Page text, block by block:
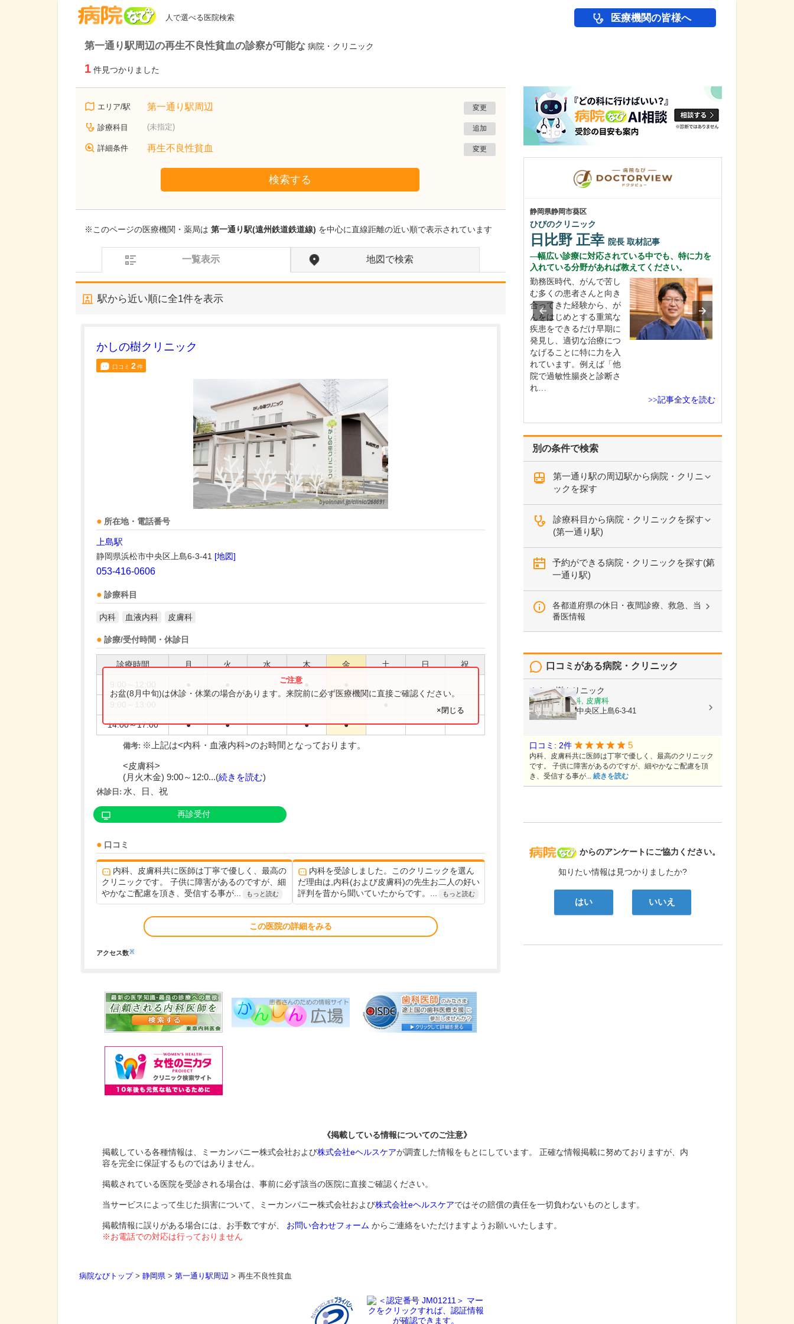
人で選べる医院検索 医療機関の皆様へ
第一通り駅周辺の再生不良性貧血の診察が可能な 病院・クリニック
1 件見つかりました
エリア/駅 第一通り駅周辺 変更
診療科目 (未指定) 追加
詳細条件 再生不良性貧血 変更
検索する
※このページの医療機関・薬局は 第一通り駅(遠州鉄道鉄道線) を中心に直線距離の近い順で表示されています
一覧表示 地図で検索
駅から近い順に全1件を表示
かしの樹クリニック
口コミ 2件
所在地・電話番号
上島駅
静岡県浜松市中央区上島6-3-41 [地図]
053-416-0606
診療科目
内科 血液内科 皮膚科
診療/受付時間・休診日
診療時間 月 火 水 木 金 土 日 祝
14:00～17:00 ● ● ● ●
お盆(8月中旬)は休診・休業の場合があります。来院前に必ず医療機関に直接ご確認ください。
×閉じる
備考: ※上記は<内科・血液内科>のお時間となっております。
<皮膚科>
(月火木金) 9:00～12:0...(続きを読む)
休診日: 水、日、祝
再診受付
口コミ
内科、皮膚科共に医師は丁寧で優しく、最高の
クリニックです。 子供に障害があるのですが、細
やかなご配慮を頂き、受信する事が...
もっと読む
内科を受診しました。このクリニックを選ん
だ理由は,内科(および皮膚科)の先生お二人の好い
評判を昔から聞いていたからです。...
もっと読む
この医院の詳細をみる
アクセス数※
別の条件で検索
第一通り駅の周辺駅から病院・クリニ
ックを探す
診療科目から病院・クリニックを探す
(第一通り駅)
予約ができる病院・クリニックを探す(第
一通り駅)
各都道府県の休日・夜間診療、救急、当
番医情報
病院なび
からのアンケートにご協力ください。
知りたい情報は見つかりましたか?
はい いいえ
口コミがある病院・クリニック
かしの樹クリニック
内科, 血液内科, 皮膚科
静岡県浜松市中央区上島6-3-41
口コミ: 2件 5
内科、皮膚科共に医師は丁寧で優しく、最高のクリニック
です。 子供に障害があるのですが、細やかなご配慮を頂
き、受信する事が... 続きを読む
静岡県富士市
富士 足・心臓血管クリニック
足の治りにくい傷とフットトラブルにも注力さ
れているそうですね。
はい。足のトラブルは、
い下…
静岡県静岡市葵区
ひびのクリニック
日比野 正幸 院長 取材記事
幅広い診療に対応されている中でも、特に力を
入れている分野があれば教えてください。
勤務医時代、がんで苦し
む多くの患者さんと向き
合ってきた経験から、が
んをはじめとする重篤な
疾患をできるだけ早期に
発見し、適切な治療につ
なげることに特に力を入
れています。例えば「他
院で過敏性腸炎と診断さ
れ…
>>記事全文を読む
《掲載している情報についてのご注意》
掲載している各種情報は、ミーカンパニー株式会社および株式会社eヘルスケアが調査した情報をもとにしています。 正確な情報掲載に努めておりますが、内
容を完全に保証するものではありません。
掲載されている医院を受診される場合は、事前に必ず該当の医院に直接ご確認ください。
当サービスによって生じた損害について、ミーカンパニー株式会社および株式会社eヘルスケアではその賠償の責任を一切負わないものとします。
掲載情報に誤りがある場合には、お手数ですが、 お問い合わせフォーム からご連絡をいただけますようお願いいたします。
※お電話での対応は行っておりません
病院なびトップ> 静岡県 > 第一通り駅周辺 > 再生不良性貧血